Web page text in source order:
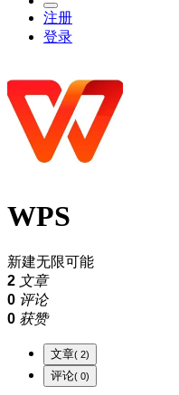
注册
登录
WPS
新建无限可能
2 文章
0 评论
0 获赞
文章 ( 2)
评论 ( 0)